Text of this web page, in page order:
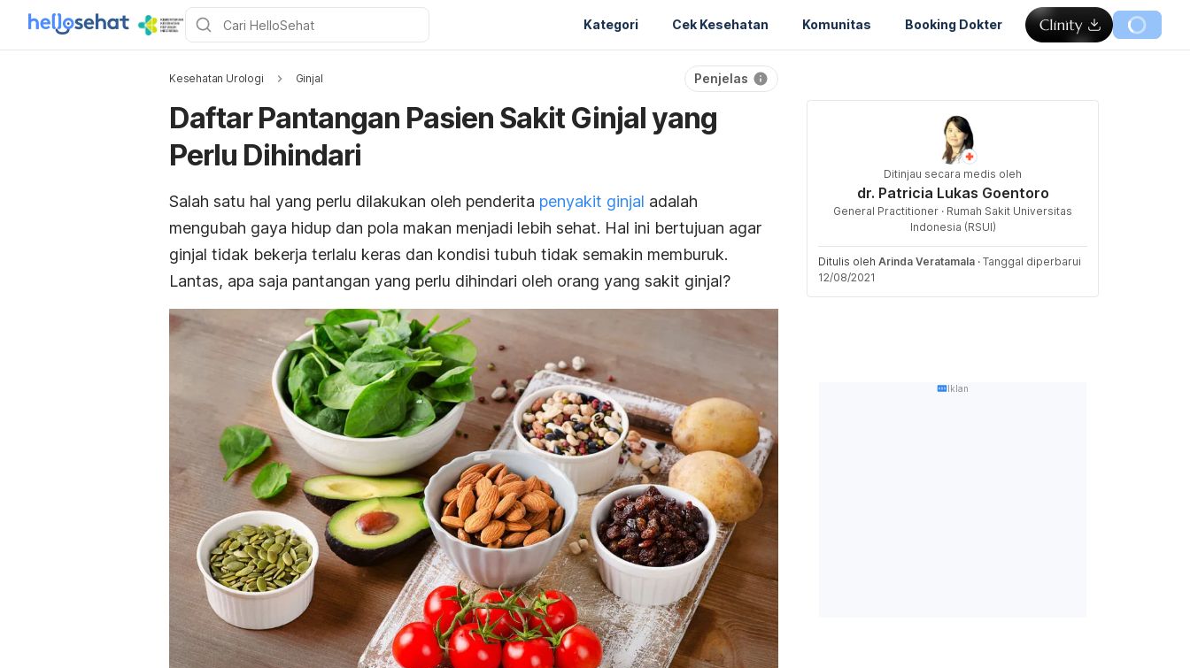
Kategori Cek Kesehatan Komunitas Booking Dokter
Kesehatan Urologi Ginjal Penjelas
Daftar Pantangan Pasien Sakit Ginjal yang
Perlu Dihindari
Salah satu hal yang perlu dilakukan oleh penderita penyakit ginjal adalah
mengubah gaya hidup dan pola makan menjadi lebih sehat. Hal ini bertujuan agar
ginjal tidak bekerja terlalu keras dan kondisi tubuh tidak semakin memburuk.
Lantas, apa saja pantangan yang perlu dihindari oleh orang yang sakit ginjal?
Ditinjau secara medis oleh
dr. Patricia Lukas Goentoro
General Practitioner · Rumah Sakit Universitas
Indonesia (RSUI)
Ditulis oleh Arinda Veratamala · Tanggal diperbarui
12/08/2021
Iklan